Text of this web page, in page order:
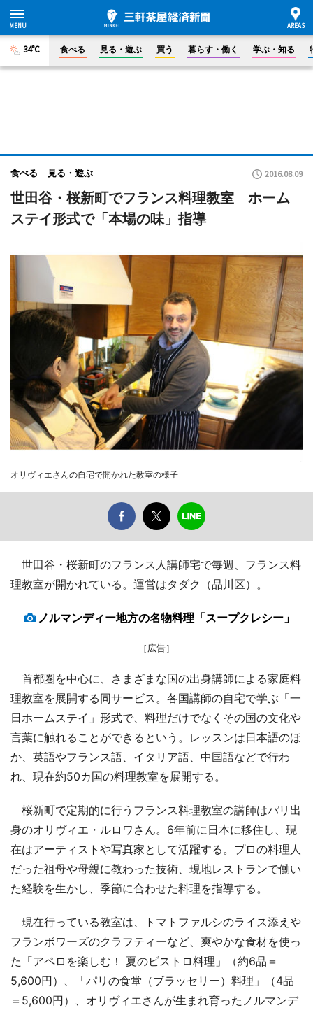
34°C 食べる 見る・遊ぶ 買う 暮らす・働く 学ぶ・知る
食べる 見る・遊ぶ 2016.08.09
世田谷・桜新町でフランス料理教室 ホーム
ステイ形式で「本場の味」指導
オリヴィエさんの自宅で開かれた教室の様子
世田谷・桜新町のフランス人講師宅で毎週、フランス料
理教室が開かれている。運営はタダク（品川区）。
ノルマンディー地方の名物料理「スープクレシー」
［広告］
首都圏を中心に、さまざまな国の出身講師による家庭料
理教室を展開する同サービス。各国講師の自宅で学ぶ「一
日ホームステイ」形式で、料理だけでなくその国の文化や
言葉に触れることができるという。レッスンは日本語のほ
か、英語やフランス語、イタリア語、中国語などで行わ
れ、現在約50カ国の料理教室を展開する。
桜新町で定期的に行うフランス料理教室の講師はパリ出
身のオリヴィエ・ルロワさん。6年前に日本に移住し、現
在はアーティストや写真家として活躍する。プロの料理人
だった祖母や母親に教わった技術、現地レストランで働い
た経験を生かし、季節に合わせた料理を指導する。
現在行っている教室は、トマトファルシのライス添えや
フランボワーズのクラフティーなど、爽やかな食材を使っ
た「アペロを楽しむ！ 夏のビストロ料理」（約6品＝
5,600円）、「パリの食堂（ブラッセリー）料理」（4品
＝5,600円）、オリヴィエさんが生まれ育ったノルマンデ